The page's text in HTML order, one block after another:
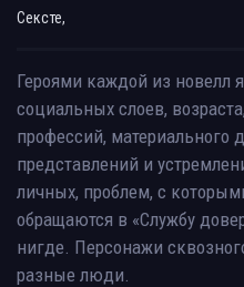
Сексте,
Героями каждой из новелл
социальных слоев,
профессий, материального
представлений и
личных, проблем, с
обращаются в «Службу
нигде. Персонажи
разные люди.